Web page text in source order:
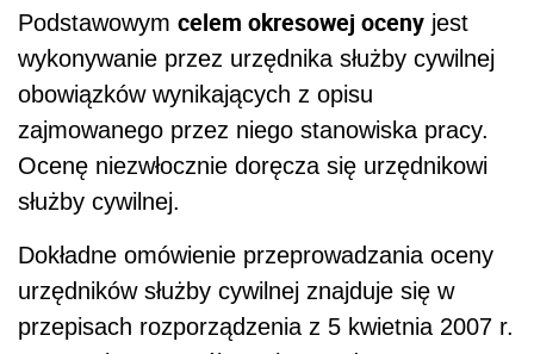
Podstawowym celem okresowej oceny jest
wykonywanie przez urzędnika służby cywilnej
obowiązków wynikających z opisu
zajmowanego przez niego stanowiska pracy.
Ocenę niezwłocznie doręcza się urzędnikowi
służby cywilnej.
Dokładne omówienie przeprowadzania oceny
urzędników służby cywilnej znajduje się w
przepisach rozporządzenia z 5 kwietnia 2007 r.